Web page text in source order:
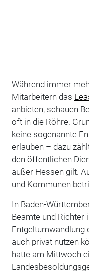
Während immer
Mitarbeitern das
anbieten, schauen
oft in die Röhre.
keine sogenannte
erlauben – dazu
den öffentlichen
außer Hessen gilt.
und Kommunen
In Baden-
Beamte und Richter
Entgeltumwandlung
auch privat nutzen
hatte am Mittwoch